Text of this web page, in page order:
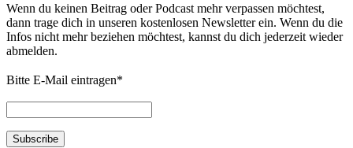
Wenn du keinen Beitrag oder Podcast mehr verpassen möchtest,
dann trage dich in unseren kostenlosen Newsletter ein. Wenn du die
Infos nicht mehr beziehen möchtest, kannst du dich jederzeit wieder
abmelden.
Bitte E-Mail eintragen*